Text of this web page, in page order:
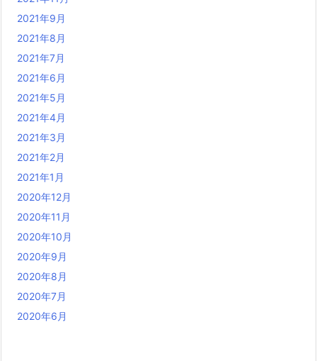
2021年9月
2021年8月
2021年7月
2021年6月
2021年5月
2021年4月
2021年3月
2021年2月
2021年1月
2020年12月
2020年11月
2020年10月
2020年9月
2020年8月
2020年7月
2020年6月